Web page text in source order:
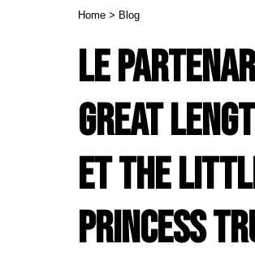
Home > Blog
Le
Great
et The
Princess